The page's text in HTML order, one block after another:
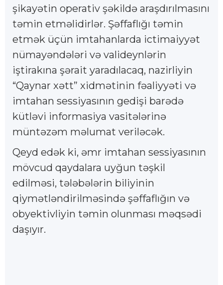
şikayətin operativ şəkildə araşdırılmasını
təmin etməlidirlər. Şəffaflığı təmin
etmək üçün imtahanlarda ictimaiyyət
nümayəndələri və valideynlərin
iştirakına şərait yaradılacaq, nazirliyin
“Qaynar xətt” xidmətinin fəaliyyəti və
imtahan sessiyasının gedişi barədə
kütləvi informasiya vasitələrinə
müntəzəm məlumat veriləcək.
Qeyd edək ki, əmr imtahan sessiyasının
mövcud qaydalara uyğun təşkil
edilməsi, tələbələrin biliyinin
qiymətləndirilməsində şəffaflığın və
obyektivliyin təmin olunması məqsədi
daşıyır.